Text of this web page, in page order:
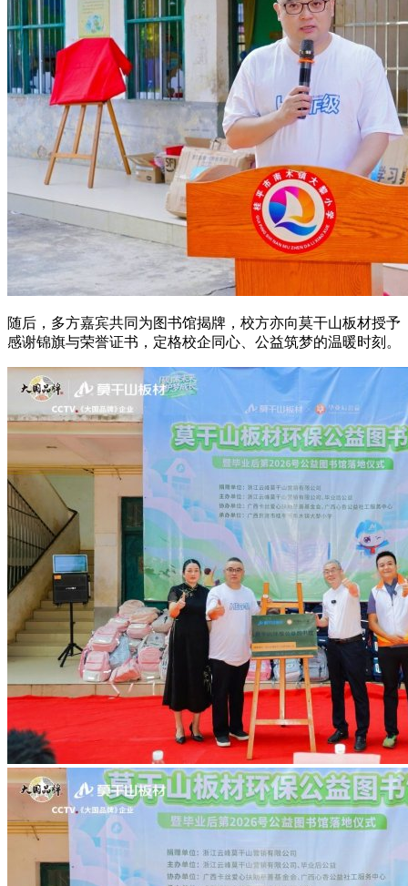
随后，多方嘉宾共同为图书馆揭牌，校方亦向莫干山板材授予
感谢锦旗与荣誉证书，定格校企同心、公益筑梦的温暖时刻。